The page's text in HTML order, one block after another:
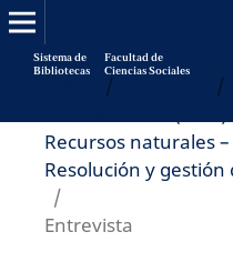
Sistema de
Bibliotecas
Facultad de
Ciencias Sociales
/
/
Recursos naturales
Resolución y gestión
/
Entrevista